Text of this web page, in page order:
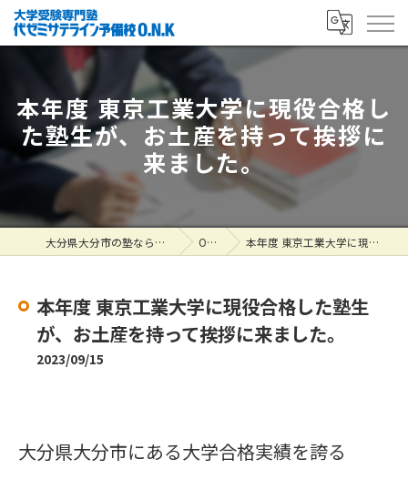
本年度 東京工業大学に現役合格し
た塾生が、お土産を持って挨拶に
来ました。
大分県大分市の塾なら大学受験専門塾 代ゼミサテライン予備校O.N.K ONK掲示板 本年度 東京工業大学に現役合格した塾生が、お土産を持って挨拶に来ました。
本年度 東京工業大学に現役合格した塾生
が、お土産を持って挨拶に来ました。
2023/09/15
大分県大分市にある大学合格実績を誇る